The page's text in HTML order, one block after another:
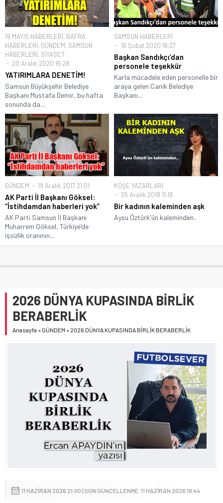
19 MAYIS HABERLERİ, BAFRA
HABERLERİ, GÜNDEM, SAMSUN
HABERLERİ, SİYASET
20 Aralık 2020 16:28
YATIRIMLARA DENETİM!
Samsun Büyükşehir Belediye
Başkanı Mustafa Demir, bu hafta
sonunda da...
SAMSUN HABERLERİ
16 Şubat 2020 16:27
Başkan Sandıkçı’dan
personele teşekkür
Karla mücadele eden personelle bir
araya gelen Canik Belediye
Başkanı...
GÜNDEM 19 Aralık 2017 21:01
AK Parti İl Başkanı Göksel:
“İstihdamdan haberleri yok”
AK Parti Samsun İl Başkanı
Muharrem Göksel, Türkiye’de
işsizlik oranının...
KÖŞE YAZARLARI
25 Aralık 2018 11:18
Bir kadının kaleminden aşk
Aysu Öztürk'ün kaleminden..
2026 DÜNYA KUPASINDA BİRLİK
BERABERLİK
Anasayfa » GÜNDEM » 2026 DÜNYA KUPASINDA BİRLİK BERABERLİK
11 HAZIRAN 2026 21:00 | SON GÜNCELLENME: 11 HAZIRAN 2026 18:44